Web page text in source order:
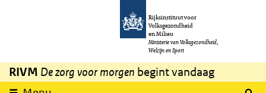
Overslaan en naar de inhoud gaan
Rijksinstituut voor
Volksgezondheid
en Milieu
Ministerie van Volksgezondheid,
Welzijn en Sport
RIVM De zorg voor morgen begint vandaag